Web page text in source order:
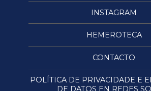
INSTAGRAM
HEMEROTECA
CONTACTO
POLÍTICA DE PRIVACIDADE E
DE DATOS EN REDES